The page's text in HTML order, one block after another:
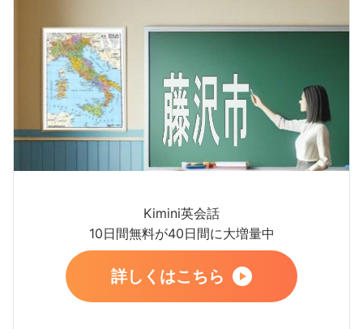
Kimini英会話
10日間無料が40日間に大増量中
詳しくはこちら